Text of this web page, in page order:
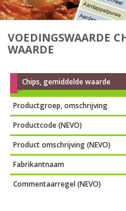
VOEDINGSWAARDE
WAARDE
Chips, gemiddelde waarde
Productgroep, omschrijving
Productcode (NEVO)
Product omschrijving (NEVO)
Fabrikantnaam
Commentaarregel (NEVO)